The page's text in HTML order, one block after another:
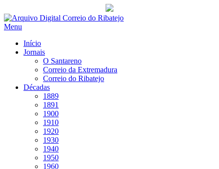
Saltar
para
Menu
Início
Jornais
O Santareno
Correio da Extremadura
Correio do Ribatejo
Décadas
1889
1891
1900
1910
1920
1930
1940
1950
1960